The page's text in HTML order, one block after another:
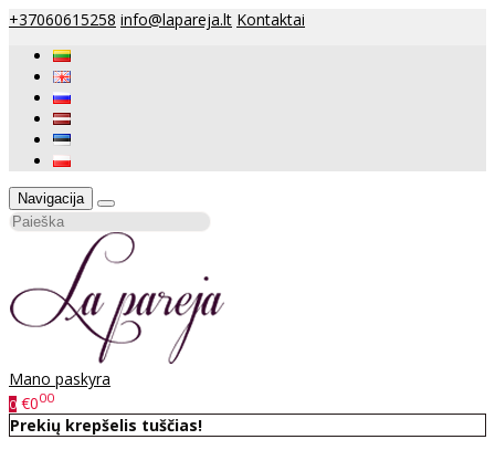
+37060615258 info@lapareja.lt Kontaktai
Navigacija
Mano paskyra
0 €000
Prekių krepšelis tuščias!